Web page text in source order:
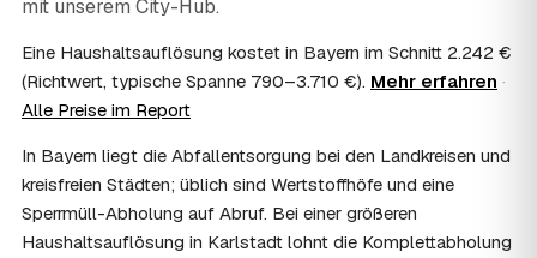
Häufig ja: Im Nachlass können die Kosten einer
Erbschaftsteuer mindern, bei vermieteten Objekten teils
als Werbungskosten. Sie erhalten eine ordentliche
Rechnung als Beleg. Verbindlich klärt das Ihr
08 Muss ich als Erbe in Karlstadt vor Ort
anwesend sein?
Nein, Sie müssen nicht durchgängig anwesend sein. Viele
Erben übergeben in Karlstadt nur die Schlüssel und
mit unserem City-Hub.
Eine Haushaltsauflösung kostet in Bayern im Schnitt 2.242 €
(Richtwert, typische Spanne 790–3.710 €). Mehr erfahren ·
Alle Preise im Report
In Bayern liegt die Abfallentsorgung bei den Landkreisen und
kreisfreien Städten; üblich sind Wertstoffhöfe und eine
Sperrmüll-Abholung auf Abruf. Bei einer größeren
Haushaltsauflösung in Karlstadt lohnt die Komplettabholung